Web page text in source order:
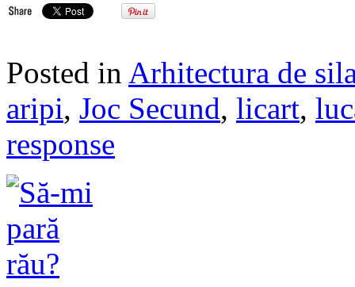
Posted in Arhitectura de
aripi, Joc Secund, licart,
response